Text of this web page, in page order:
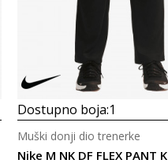
Dostupno boja:1
Nike M NK DF FLEX PANT K
Muški donji dio trenerke